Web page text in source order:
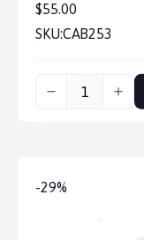
$55.00
SKU:CAB253
-29%